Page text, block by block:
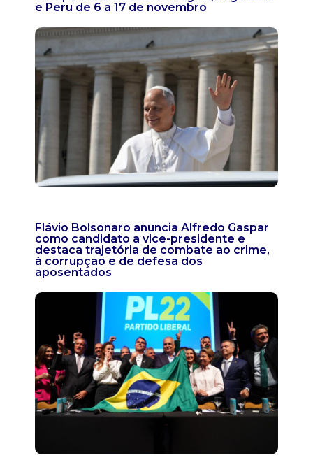
e Peru de 6 a 17 de novembro
Flávio Bolsonaro anuncia Alfredo Gaspar
como candidato a vice-presidente e
destaca trajetória de combate ao crime,
à corrupção e de defesa dos
aposentados